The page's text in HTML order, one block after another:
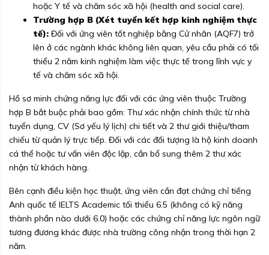
hoặc Y tế và chăm sóc xã hội (health and social care).
Trường hợp B (Xét tuyển kết hợp kinh nghiệm thực
tế): Đối với ứng viên tốt nghiệp bằng Cử nhân (AQF7) trở
lên ở các ngành khác không liên quan, yêu cầu phải có tối
thiểu 2 năm kinh nghiệm làm việc thực tế trong lĩnh vực y
tế và chăm sóc xã hội.
Hồ sơ minh chứng năng lực đối với các ứng viên thuộc Trường
hợp B bắt buộc phải bao gồm: Thư xác nhận chính thức từ nhà
tuyển dụng, CV (Sơ yếu lý lịch) chi tiết và 2 thư giới thiệu/tham
chiếu từ quản lý trực tiếp. Đối với các đối tượng là hộ kinh doanh
cá thể hoặc tư vấn viên độc lập, cần bổ sung thêm 2 thư xác
nhận từ khách hàng.
Bên cạnh điều kiện học thuật, ứng viên cần đạt chứng chỉ tiếng
Anh quốc tế IELTS Academic tối thiểu 6.5 (không có kỹ năng
thành phần nào dưới 6.0) hoặc các chứng chỉ năng lực ngôn ngữ
tương đương khác được nhà trường công nhận trong thời hạn 2
năm.